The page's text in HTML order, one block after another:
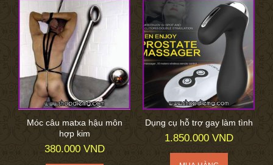
Móc câu matxa hậu môn
hợp kim
380.000 VND
Dụng cụ hỗ trợ gay làm tình
1.850.000 VND